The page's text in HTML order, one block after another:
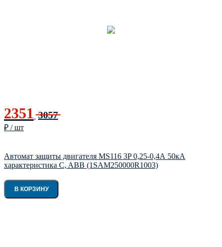
2351 3057
₽ / шт
Автомат защиты двигателя MS116 3P 0,25-0,4А 50кА
характеристика C, ABB (1SAM250000R1003)
В КОРЗИНУ